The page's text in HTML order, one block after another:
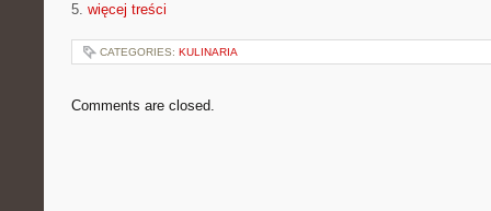
5. więcej treści
CATEGORIES: KULINARIA
Comments are closed.